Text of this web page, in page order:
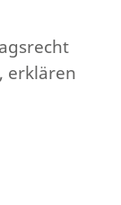
erklären